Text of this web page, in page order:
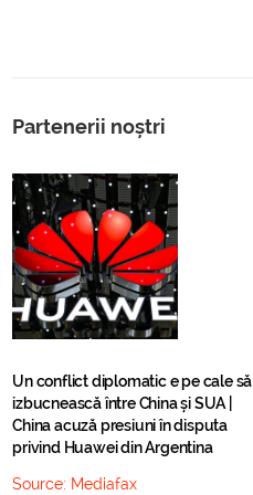
Partenerii noștri
Un conflict diplomatic e pe cale să
izbucnească între China și SUA |
China acuză presiuni în disputa
privind Huawei din Argentina
Source: Mediafax